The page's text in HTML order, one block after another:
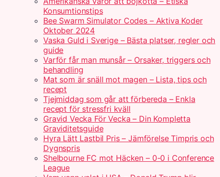
Konsumtionstips
Bee Swarm Simulator Codes – Aktiva Koder
Oktober 2024
Vaska Guld i Sverige – Bästa platser, regler och
guide
Varför får man munsår – Orsaker, triggers och
behandling
Mat som är snäll mot magen – Lista, tips och
recept
Tjejmiddag som går att förbereda – Enkla
recept för stressfri kväll
Gravid Vecka För Vecka – Din Kompletta
Graviditetsguide
Hyra Lätt Lastbil Pris – Jämförelse Timpris och
Dygnspris
Shelbourne FC mot Häcken – 0-0 i Conference
League